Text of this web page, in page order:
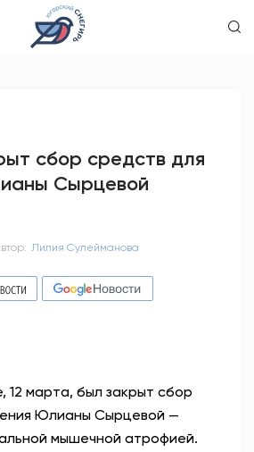
ОБРАЗОВАНИЕ
У НАС СЕМЕЙНОЕ
АНТИТЕРРОР
сбор средств для
Сырцевой
Лилия Сулейманова
12 марта, был закрыт сбор
Юлианы Сырцевой —
мышечной атрофией.